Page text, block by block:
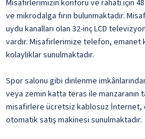
Misafirlerimizin konforu ve rahatı için
ve mikrodalga fırın bulunmaktadır.
uydu kanalları olan 32-inç LCD
vardır. Misafirlerimize telefon, emanet
kolaylıklar sunulmaktadır.
Spor salonu gibi dinlenme
veya zemin katta teras ile manzaranın
misafirlere ücretsiz kablosuz İnternet,
otomatik satış makinesi sunulmaktadır.